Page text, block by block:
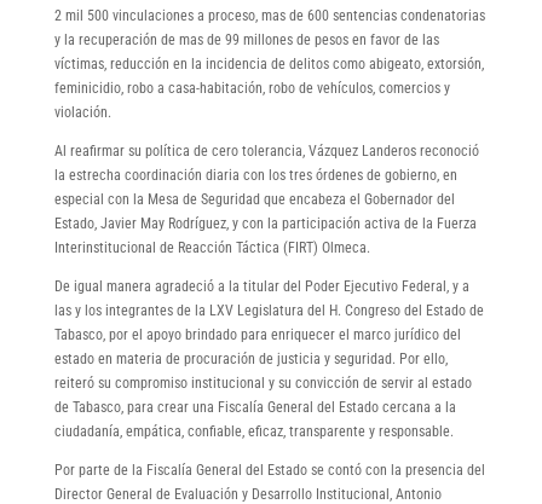
2 mil 500 vinculaciones a proceso, mas de 600 sentencias condenatorias
y la recuperación de mas de 99 millones de pesos en favor de las
víctimas, reducción en la incidencia de delitos como abigeato, extorsión,
feminicidio, robo a casa-habitación, robo de vehículos, comercios y
violación.
Al reafirmar su política de cero tolerancia, Vázquez Landeros reconoció
la estrecha coordinación diaria con los tres órdenes de gobierno, en
especial con la Mesa de Seguridad que encabeza el Gobernador del
Estado, Javier May Rodríguez, y con la participación activa de la Fuerza
Interinstitucional de Reacción Táctica (FIRT) Olmeca.
De igual manera agradeció a la titular del Poder Ejecutivo Federal, y a
las y los integrantes de la LXV Legislatura del H. Congreso del Estado de
Tabasco, por el apoyo brindado para enriquecer el marco jurídico del
estado en materia de procuración de justicia y seguridad. Por ello,
reiteró su compromiso institucional y su convicción de servir al estado
de Tabasco, para crear una Fiscalía General del Estado cercana a la
ciudadanía, empática, confiable, eficaz, transparente y responsable.
Por parte de la Fiscalía General del Estado se contó con la presencia del
Director General de Evaluación y Desarrollo Institucional, Antonio